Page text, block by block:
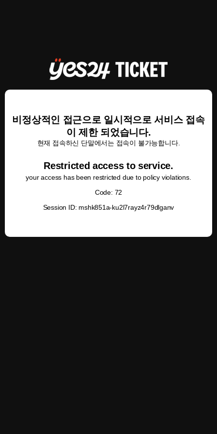
비정상적인 접근으로 일시적으로 서비스 접속
이 제한 되었습니다.
현재 접속하신 단말에서는 접속이 불가능합니다.
Restricted access to service.
your access has been restricted due to policy violations.
Code: 72
Session ID: mshk851a-ku2l7rayz4r79dlganv